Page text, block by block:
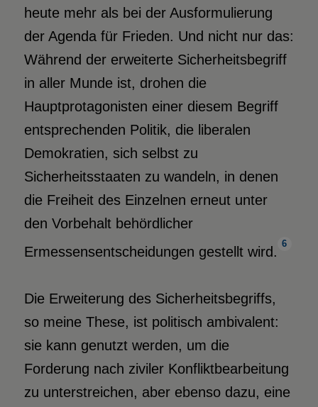
heute mehr als bei der Ausformulierung
der Agenda für Frieden. Und nicht nur das:
Während der erweiterte Sicherheitsbegriff
in aller Munde ist, drohen die
Hauptprotagonisten einer diesem Begriff
entsprechenden Politik, die liberalen
Demokratien, sich selbst zu
Sicherheitsstaaten zu wandeln, in denen
die Freiheit des Einzelnen erneut unter
den Vorbehalt behördlicher
Ermessensentscheidungen gestellt wird.
6
Die Erweiterung des Sicherheitsbegriffs,
so meine These, ist politisch ambivalent:
sie kann genutzt werden, um die
Forderung nach ziviler Konfliktbearbeitung
zu unterstreichen, aber ebenso dazu, eine